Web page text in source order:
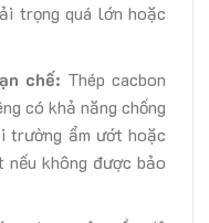
trọng quá lớn hoặc
chế: Thép cacbon
có khả năng chống
trường ẩm ướt hoặc
không được bảo